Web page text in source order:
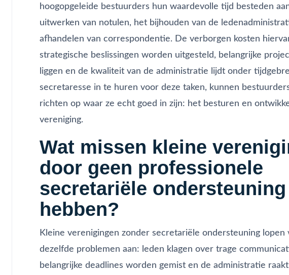
hoogopgeleide bestuurders hun waardevolle tijd besteden
uitwerken van notulen, het bijhouden van de
afhandelen van correspondentie. De verborgen kosten
strategische beslissingen worden uitgesteld, belangrijke
liggen en de kwaliteit van de administratie lijdt onder
secretaresse in te huren voor deze taken, kunnen
richten op waar ze echt goed in zijn: het besturen en
vereniging.
Wat missen kleine
door geen professionele
secretariële
hebben?
Kleine verenigingen zonder secretariële ondersteuning lopen
dezelfde problemen aan: leden klagen over trage
belangrijke deadlines worden gemist en de administratie